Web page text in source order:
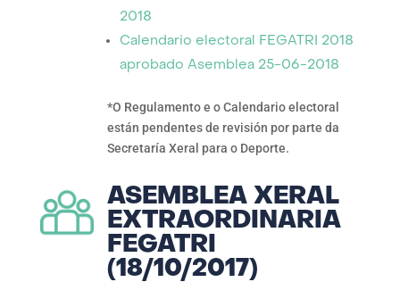
2018
Calendario electoral FEGATRI 2018
aprobado Asemblea 25-06-2018
*O Regulamento e o Calendario electoral
están pendentes de revisión por parte da
Secretaría Xeral para o Deporte.
ASEMBLEA XERAL
EXTRAORDINARIA
FEGATRI
(18/10/2017)